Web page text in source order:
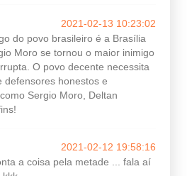
2021-02-13 10:23:02
do povo brasileiro é a Brasília
Moro se tornou o maior inimigo
O povo decente necessita
defensores honestos e
Sergio Moro, Deltan
2021-02-12 19:58:16
a coisa pela metade ... fala aí